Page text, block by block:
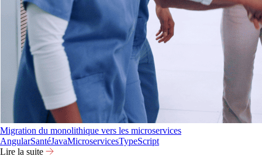
Migration du monolithique vers les microservices
AngularSantéJavaMicroservicesTypeScript
Lire la suite